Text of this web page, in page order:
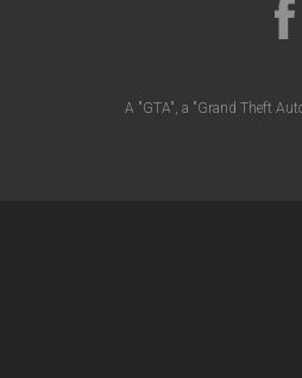
A "GTA", a "Grand Theft